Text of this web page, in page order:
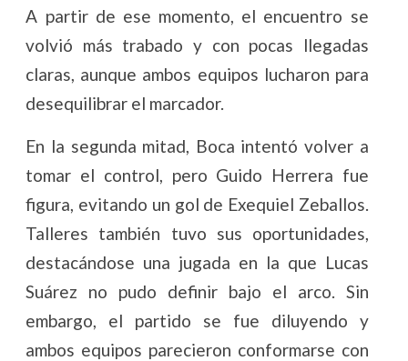
A partir de ese momento, el encuentro se
volvió más trabado y con pocas llegadas
claras, aunque ambos equipos lucharon para
desequilibrar el marcador.
En la segunda mitad, Boca intentó volver a
tomar el control, pero Guido Herrera fue
figura, evitando un gol de Exequiel Zeballos.
Talleres también tuvo sus oportunidades,
destacándose una jugada en la que Lucas
Suárez no pudo definir bajo el arco. Sin
embargo, el partido se fue diluyendo y
ambos equipos parecieron conformarse con